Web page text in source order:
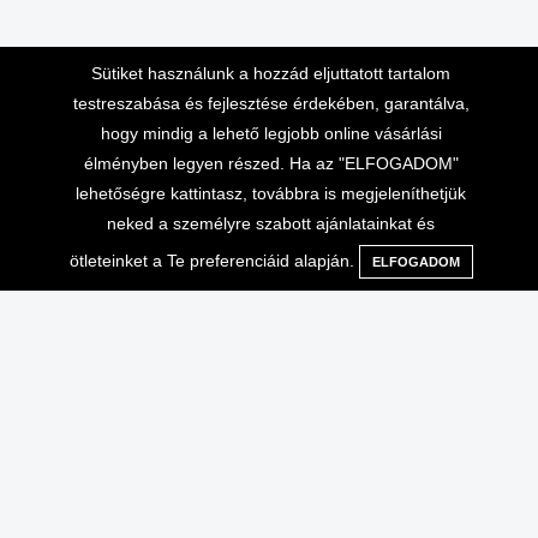
Menü Kategóriák Keresés
Lépj velünk kapcsolatba
Telefonos ügyfélszolgálat 10-
16 óráig
+36-70-666-2000
Vásárlási információk
Adatvédelem
Általános Szerződési
Feltételek
Sütiket használunk a hozzád eljuttatott tartalom
testreszabása és fejlesztése érdekében, garantálva,
hogy mindig a lehető legjobb online vásárlási
élményben legyen részed. Ha az "ELFOGADOM"
lehetőségre kattintasz, továbbra is megjeleníthetjük
neked a személyre szabott ajánlatainkat és
ötleteinket a Te preferenciáid alapján.
ELFOGADOM